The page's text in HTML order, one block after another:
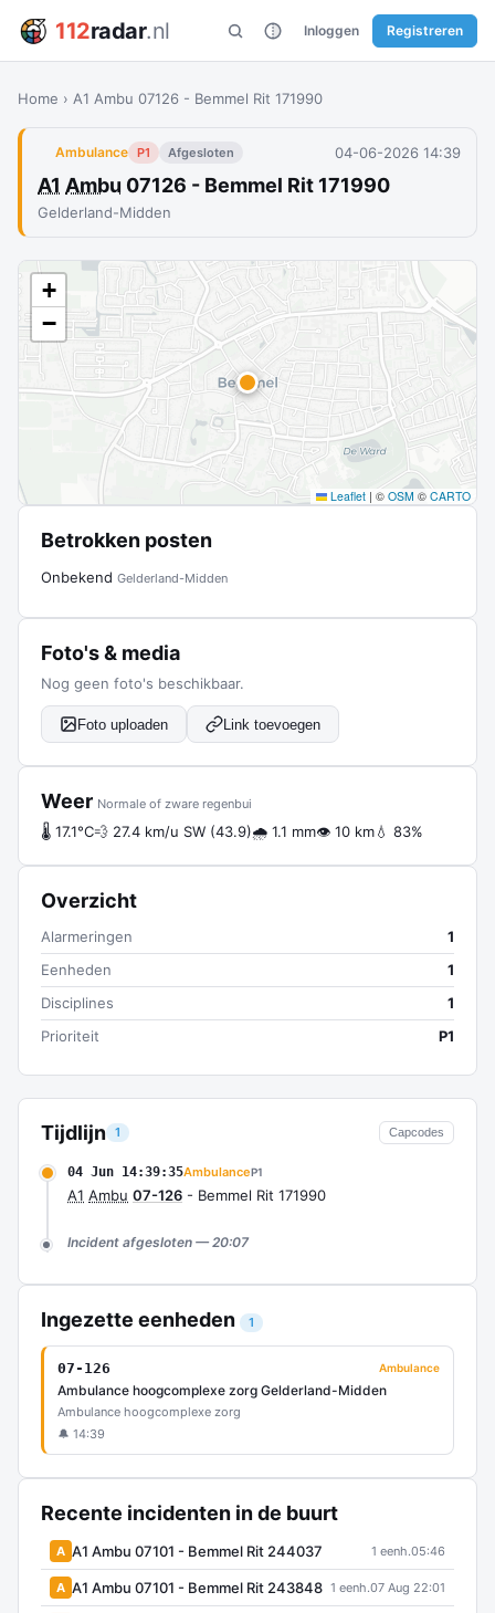
112radar.nl Inloggen Registreren
Home › A1 Ambu 07126 - Bemmel Rit 171990
Ambulance P1 Afgesloten 04-06-2026 14:39
A1 Ambu 07126 - Bemmel Rit 171990
Gelderland-Midden
Tijdlijn 1 Capcodes
04 Jun 14:39:35AmbulanceP1
A1 Ambu 07-126 - Bemmel Rit 171990
Incident afgesloten — 20:07
Ingezette eenheden 1
07-126 Ambulance
Ambulance hoogcomplexe zorg Gelderland-Midden
Ambulance hoogcomplexe zorg
🔔 14:39
Recente incidenten in de buurt
A A1 Ambu 07101 - Bemmel Rit 244037 1 eenh.05:46
A A1 Ambu 07101 - Bemmel Rit 243848 1 eenh.07 Aug 22:01
+
−
Leaflet | © OSM © CARTO
Betrokken posten
Onbekend Gelderland-Midden
Foto's & media
Nog geen foto's beschikbaar.
Foto uploaden Link toevoegen
Weer Normale of zware regenbui
🌡 17.1°C💨 27.4 km/u SW (43.9)🌧 1.1 mm👁 10 km💧 83%
Overzicht
Alarmeringen
1
Eenheden
1
Disciplines
1
Prioriteit
P1